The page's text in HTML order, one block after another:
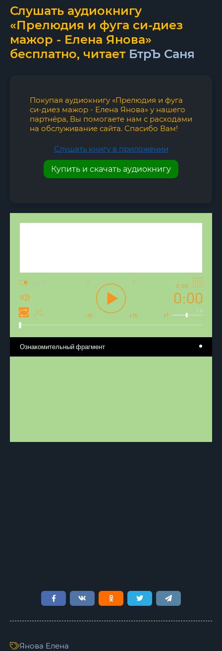
Слушать аудиокнигу
«Прелюдия и фуга си-диез
мажор - Елена Янова»
бесплатно, читает БтрЪ Саня
Покупая аудиокнигу «Прелюдия и фуга
си-диез мажор - Елена Янова» у нашего
партнёра, Вы помогаете нам с расходами
на обслуживание сайта. Спасибо Вам!
Слушать книгу в приложении
Купить и скачать аудиокнигу
0:00
0:00
1.0
x1
-15 +15
AUTO
Ознакомительный фрагмент
Янова Елена